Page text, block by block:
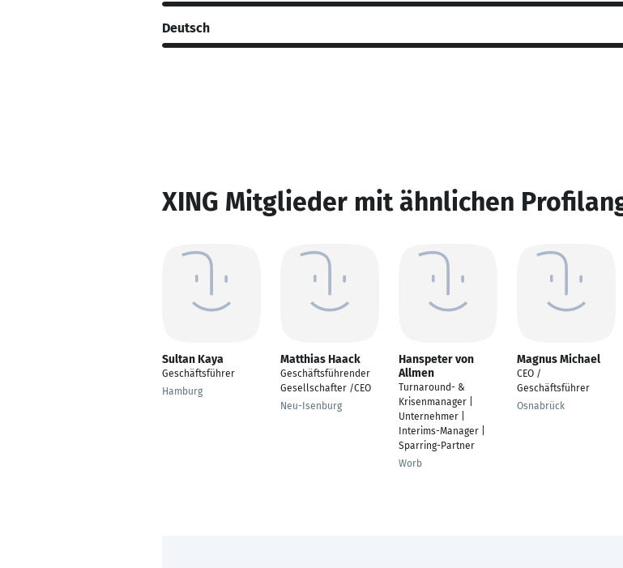
Deutsch
XING Mitglieder mit ähnlichen
Sultan Kaya
Geschäftsführer
Hamburg
Matthias Haack
Geschäftsführender
Gesellschafter /CEO
Neu-Isenburg
Hanspeter von
Allmen
Turnaround- &
Krisenmanager |
Unternehmer |
Interims-Manager |
Sparring-Partner
Worb
Magnus Michael
CEO /
Geschäftsführer
Osnabrück